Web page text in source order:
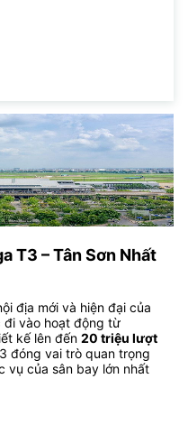
T3 – Tân Sơn Nhất
địa mới và hiện đại của
đi vào hoạt động từ
kế lên đến 20 triệu lượt
đóng vai trò quan trọng
vụ của sân bay lớn nhất